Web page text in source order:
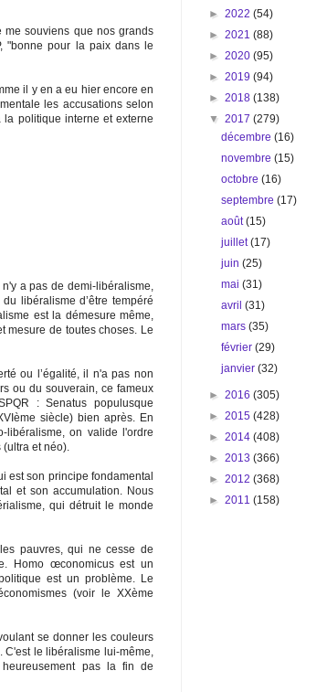
me souviens que nos grands
"bonne pour la paix dans le
il y en a eu hier encore en
les accusations selon
la politique interne et externe
a pas de demi-libéralisme,
libéralisme d’être tempéré
est la démesure même,
mesure de toutes choses. Le
ou l’égalité, il n'a pas non
ou du souverain, ce fameux
: Senatus populusque
siècle) bien après. En
libéralisme, on valide l'ordre
et néo).
est son principe fondamental
et son accumulation. Nous
qui détruit le monde
pauvres, qui ne cesse de
Homo œconomicus est un
est un problème. Le
(voir le XXème
se donner les couleurs
C'est le libéralisme lui-même,
pas la fin de
► 2022 (54)
► 2021 (88)
► 2020 (95)
► 2019 (94)
► 2018 (138)
▼ 2017 (279)
décembre(16)
novembre(15)
octobre(16)
septembre(17)
août(15)
juillet(17)
juin(25)
mai(31)
avril(31)
mars(35)
février(29)
janvier(32)
► 2016 (305)
► 2015 (428)
► 2014 (408)
► 2013 (366)
► 2012 (368)
► 2011 (158)